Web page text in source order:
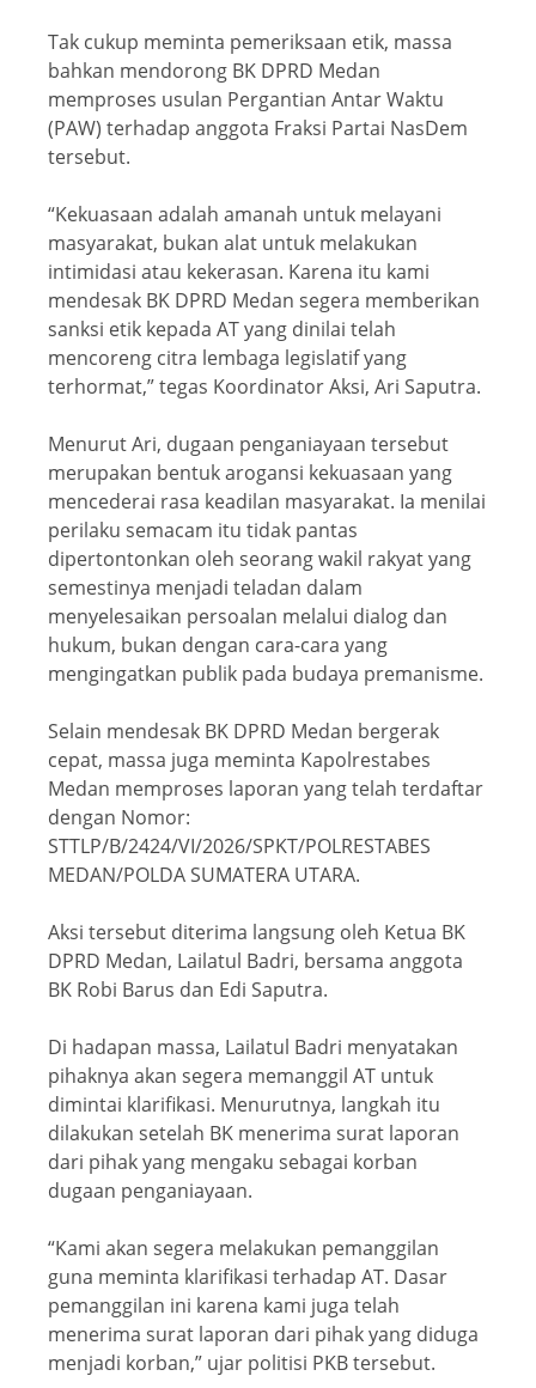
Tak cukup meminta pemeriksaan etik, massa
bahkan mendorong BK DPRD Medan
memproses usulan Pergantian Antar Waktu
(PAW) terhadap anggota Fraksi Partai NasDem
tersebut.
“Kekuasaan adalah amanah untuk melayani
masyarakat, bukan alat untuk melakukan
intimidasi atau kekerasan. Karena itu kami
mendesak BK DPRD Medan segera memberikan
sanksi etik kepada AT yang dinilai telah
mencoreng citra lembaga legislatif yang
terhormat,” tegas Koordinator Aksi, Ari Saputra.
Menurut Ari, dugaan penganiayaan tersebut
merupakan bentuk arogansi kekuasaan yang
mencederai rasa keadilan masyarakat. Ia menilai
perilaku semacam itu tidak pantas
dipertontonkan oleh seorang wakil rakyat yang
semestinya menjadi teladan dalam
menyelesaikan persoalan melalui dialog dan
hukum, bukan dengan cara-cara yang
mengingatkan publik pada budaya premanisme.
Selain mendesak BK DPRD Medan bergerak
cepat, massa juga meminta Kapolrestabes
Medan memproses laporan yang telah terdaftar
dengan Nomor:
STTLP/B/2424/VI/2026/SPKT/POLRESTABES
MEDAN/POLDA SUMATERA UTARA.
Aksi tersebut diterima langsung oleh Ketua BK
DPRD Medan, Lailatul Badri, bersama anggota
BK Robi Barus dan Edi Saputra.
Di hadapan massa, Lailatul Badri menyatakan
pihaknya akan segera memanggil AT untuk
dimintai klarifikasi. Menurutnya, langkah itu
dilakukan setelah BK menerima surat laporan
dari pihak yang mengaku sebagai korban
dugaan penganiayaan.
“Kami akan segera melakukan pemanggilan
guna meminta klarifikasi terhadap AT. Dasar
pemanggilan ini karena kami juga telah
menerima surat laporan dari pihak yang diduga
menjadi korban,” ujar politisi PKB tersebut.